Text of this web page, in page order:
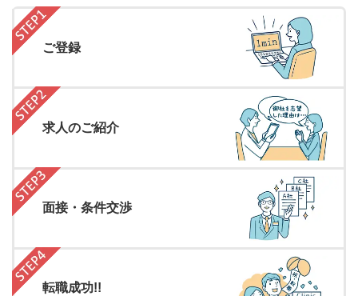
ご登録
求人のご紹介
面接・条件交渉
転職成功!!